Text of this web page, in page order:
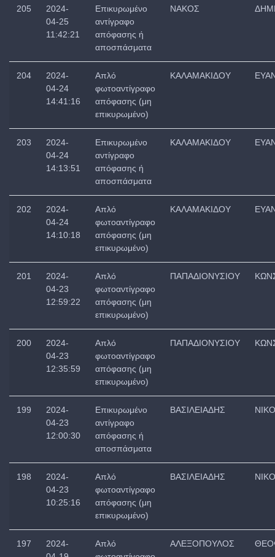
205
2024-
04-25
11:42:21
Επικυρωμένο
αντίγραφο
απόφασης ή
αποσπάσματα
ΝΑΚΟΣ
204
2024-
04-24
14:41:16
Απλό
φωτοαντίγραφο
απόφασης (μη
επικυρωμένο)
ΚΑΛΑΜΑΚΙΔΟΥ
203
2024-
04-24
14:13:51
Επικυρωμένο
αντίγραφο
απόφασης ή
αποσπάσματα
ΚΑΛΑΜΑΚΙΔΟΥ
202
2024-
04-24
14:10:18
Απλό
φωτοαντίγραφο
απόφασης (μη
επικυρωμένο)
ΚΑΛΑΜΑΚΙΔΟΥ
201
2024-
04-23
12:59:22
Απλό
φωτοαντίγραφο
απόφασης (μη
επικυρωμένο)
ΠΑΠΑΔΙΟΝΥΣΙΟΥ
200
2024-
04-23
12:35:59
Απλό
φωτοαντίγραφο
απόφασης (μη
επικυρωμένο)
ΠΑΠΑΔΙΟΝΥΣΙΟΥ
199
2024-
04-23
12:00:30
Επικυρωμένο
αντίγραφο
απόφασης ή
αποσπάσματα
ΒΑΣΙΛΕΙΑΔΗΣ
198
2024-
04-23
10:25:16
Απλό
φωτοαντίγραφο
απόφασης (μη
επικυρωμένο)
ΒΑΣΙΛΕΙΑΔΗΣ
197
2024-
Απλό
ΑΛΕΞΟΠΟΥΛΟΣ